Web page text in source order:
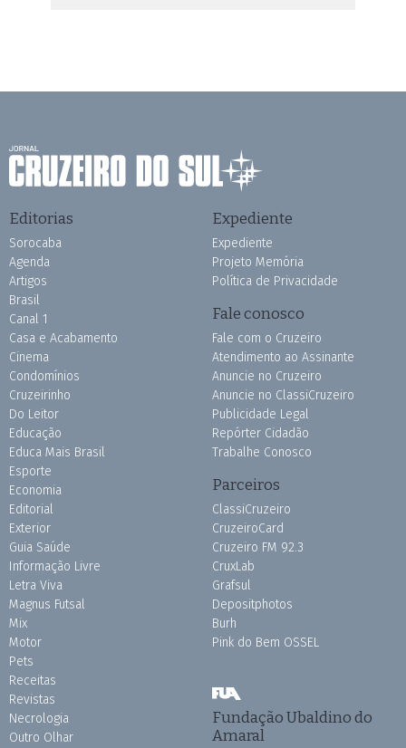
Editorias
Sorocaba
Agenda
Artigos
Brasil
Canal 1
Casa e Acabamento
Cinema
Condomínios
Cruzeirinho
Do Leitor
Educação
Educa Mais Brasil
Esporte
Economia
Editorial
Exterior
Guia Saúde
Informação Livre
Letra Viva
Magnus Futsal
Mix
Motor
Pets
Receitas
Revistas
Necrologia
Outro Olhar
Expediente
Expediente
Projeto Memória
Política de Privacidade
Fale conosco
Fale com o Cruzeiro
Atendimento ao Assinante
Anuncie no Cruzeiro
Anuncie no ClassiCruzeiro
Publicidade Legal
Repórter Cidadão
Trabalhe Conosco
Parceiros
ClassiCruzeiro
CruzeiroCard
Cruzeiro FM 92.3
CruxLab
Grafsul
Depositphotos
Burh
Pink do Bem OSSEL
Fundação Ubaldino do
Amaral